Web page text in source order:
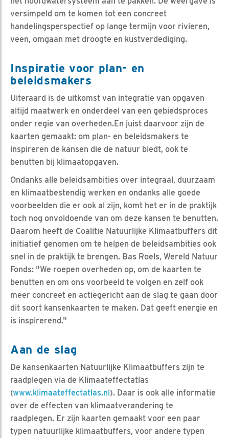
versimpeld om te komen tot een concreet
handelingsperspectief op lange termijn voor rivieren,
veen, omgaan met droogte en kustverdediging.
Inspiratie voor plan- en
beleidsmakers
Uiteraard is de uitkomst van integratie van opgaven
altijd maatwerk en onderdeel van een gebiedsproces
onder regie van overheden.En juist daarvoor zijn de
kaarten gemaakt: om plan- en beleidsmakers te
inspireren de kansen die de natuur biedt, ook te
benutten bij klimaatopgaven.
Ondanks alle beleidsambities over integraal, duurzaam
en klimaatbestendig werken en ondanks alle goede
voorbeelden die er ook al zijn, komt het er in de praktijk
toch nog onvoldoende van om deze kansen te benutten.
Daarom heeft de Coalitie Natuurlijke Klimaatbuffers dit
initiatief genomen om te helpen de beleidsambities ook
snel in de praktijk te brengen. Bas Roels, Wereld Natuur
Fonds: "We roepen overheden op, om de kaarten te
benutten en om ons voorbeeld te volgen en zelf ook
meer concreet en actiegericht aan de slag te gaan door
dit soort kansenkaarten te maken. Dat geeft energie en
is inspirerend."
Aan de slag
De kansenkaarten Natuurlijke Klimaatbuffers zijn te
raadplegen via de Klimaateffectatlas
(www.klimaateffectatlas.nl). Daar is ook alle informatie
over de effecten van klimaatverandering te
raadplegen. Er zijn kaarten gemaakt voor een paar
typen natuurlijke klimaatbuffers, voor andere typen